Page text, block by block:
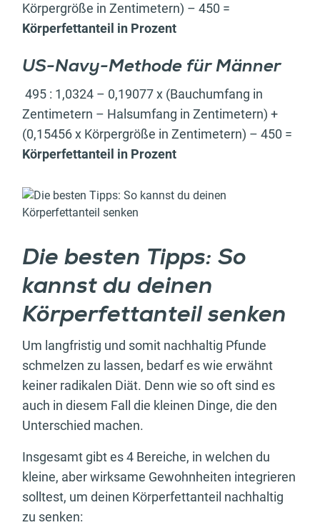
Körpergröße in Zentimetern) – 450 =
Körperfettanteil in Prozent
US-Navy-Methode für Männer
495 : 1,0324 – 0,19077 x (Bauchumfang in
Zentimetern – Halsumfang in Zentimetern) +
(0,15456 x Körpergröße in Zentimetern) – 450 =
Körperfettanteil in Prozent
Die besten Tipps: So
kannst du deinen
Körperfettanteil senken
Um langfristig und somit nachhaltig Pfunde
schmelzen zu lassen, bedarf es wie erwähnt
keiner radikalen Diät. Denn wie so oft sind es
auch in diesem Fall die kleinen Dinge, die den
Unterschied machen.
Insgesamt gibt es 4 Bereiche, in welchen du
kleine, aber wirksame Gewohnheiten integrieren
solltest, um deinen Körperfettanteil nachhaltig
zu senken: